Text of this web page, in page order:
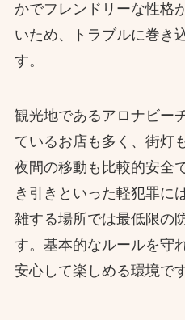
かでフレンドリーな性格
いため、トラブルに巻き
す。
観光地であるアロナビー
ているお店も多く、街灯
夜間の移動も比較的安全
き引きといった軽犯罪に
雑する場所では最低限の
す。基本的なルールを守
安心して楽しめる環境です